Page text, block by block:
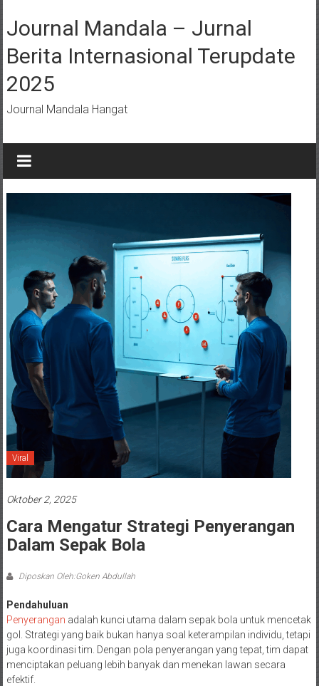
konten
Journal Mandala – Jurnal
Berita Internasional Terupdate
2025
Journal Mandala Hangat
Viral
Oktober 2, 2025
Cara Mengatur Strategi Penyerangan
Dalam Sepak Bola
Diposkan Oleh:Goken Abdullah
Pendahuluan
Penyerangan adalah kunci utama dalam sepak bola untuk mencetak
gol. Strategi yang baik bukan hanya soal keterampilan individu, tetapi
juga koordinasi tim. Dengan pola penyerangan yang tepat, tim dapat
menciptakan peluang lebih banyak dan menekan lawan secara
efektif.